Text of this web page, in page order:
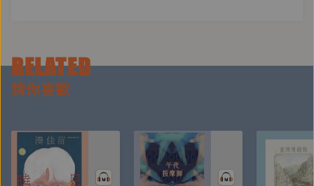
RELATED
猜你喜歡